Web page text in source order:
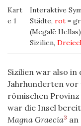
Kart
e 1
Interaktive
Städte, rot =
(Megalē
Sizilien,
Sizilien war also in
Jahrhunderten
römischen
war die Insel
Magna Graecia3 an